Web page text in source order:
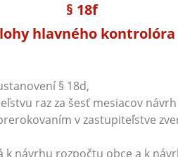
§ 18f
hlavného kontrolóra
§ 18d,
raz za šesť mesiacov
v zastupiteľstve
k návrhu rozpočtu obce a k